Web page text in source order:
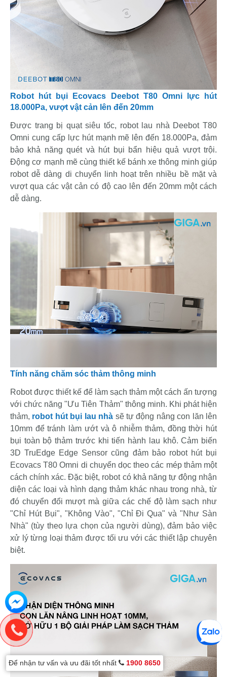
Robot hút bụi Ecovacs Deebot T80 Omni lực hút
18.000Pa, vượt vật cản lên đến 20mm
Được trang bị quạt siêu tốc, robot lau nhà Deebot T80
Omni cung cấp lực hút mạnh mẽ lên đến 18.000Pa, đảm
bảo khả năng quét và hút bụi bẩn hiệu quả vượt trội.
Động cơ mạnh mẽ cùng thiết kế bánh xe thông minh giúp
robot dễ dàng di chuyển linh hoạt trên nhiều bề mặt và
vượt qua các vật cản có độ cao lên đến 20mm một cách
dễ dàng.
Tính năng chăm sóc thảm thông minh
Robot được thiết kế để làm sạch thảm một cách ấn tượng
với chức năng "Ưu Tiên Thảm" thông minh. Khi phát hiện
thảm, robot hút bụi lau nhà sẽ tự động nâng con lăn lên
10mm để tránh làm ướt và ô nhiễm thảm, đồng thời hút
bụi toàn bộ thảm trước khi tiến hành lau khô. Cảm biến
3D TruEdge Edge Sensor cũng đảm bảo robot hút bụi
Ecovacs T80 Omni di chuyển dọc theo các mép thảm một
cách chính xác. Đặc biệt, robot có khả năng tự động nhận
diện các loại và hình dạng thảm khác nhau trong nhà, từ
đó chuyển đổi mượt mà giữa các chế độ làm sạch như
"Chỉ Hút Bụi", "Không Vào", "Chỉ Đi Qua" và "Như Sàn
Nhà" (tùy theo lựa chọn của người dùng), đảm bảo việc
xử lý từng loại thảm được tối ưu với các thiết lập chuyên
biệt.
Để nhận tư vấn và ưu đãi tốt nhất 1900 8650